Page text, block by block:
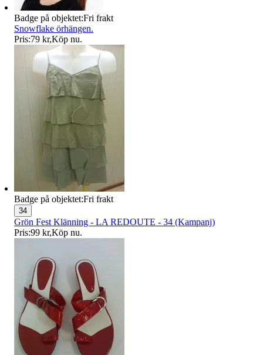
Badge på objektet:Fri frakt
Snowflake örhängen.
Pris:79 kr,Köp nu.
Badge på objektet:Fri frakt
34
Grön Fest Klänning - LA REDOUTE - 34 (Kampanj)
Pris:99 kr,Köp nu.